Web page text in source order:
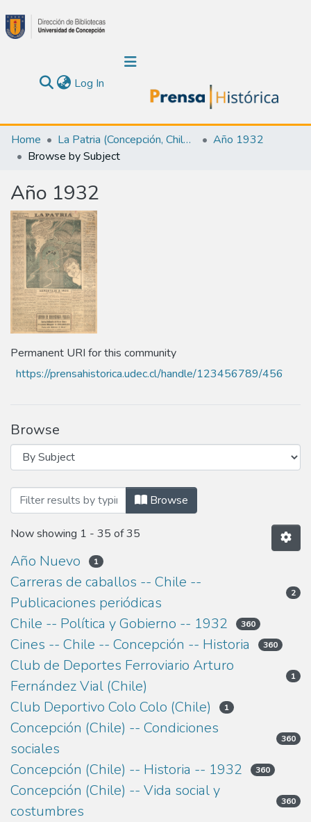
Log In(current)
Communities & Collections
Calendar
All of DSpace
Home La Patria (Concepción, Chile : 1923)
Año 1932
Browse by Subject
Año 1932
Permanent URI for this community
https://prensahistorica.udec.cl/handle/123456789/456
Browse
Browsing Año 1932 by Subject
Browse
Now showing 1 - 35 of 35
Año Nuevo 1
Carreras de caballos -- Chile --
Publicaciones periódicas
2
Chile -- Política y Gobierno -- 1932 360
Cines -- Chile -- Concepción -- Historia 360
Club de Deportes Ferroviario Arturo
Fernández Vial (Chile)
1
Club Deportivo Colo Colo (Chile) 1
Concepción (Chile) -- Condiciones
sociales
360
Concepción (Chile) -- Historia -- 1932 360
Concepción (Chile) -- Vida social y
costumbres
360